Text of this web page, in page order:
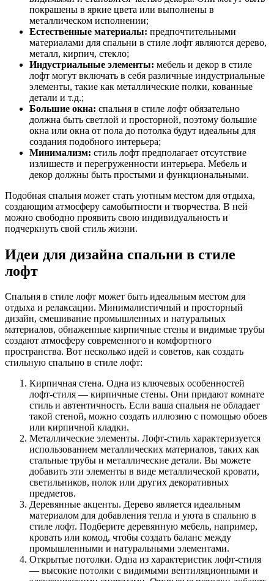
покрашены в яркие цвета или выполнены в
металлическом исполнении;
Естественные материалы: предпочтительными
материалами для спальни в стиле лофт являются дерево,
металл, кирпич, стекло;
Индустриальные элементы: мебель и декор в стиле
лофт могут включать в себя различные индустриальные
элементы, такие как металлические полки, кованные
детали и т.д.;
Большие окна: спальня в стиле лофт обязательно
должна быть светлой и просторной, поэтому большие
окна или окна от пола до потолка будут идеальны для
создания подобного интерьера;
Минимализм: стиль лофт предполагает отсутствие
излишеств и перегруженности интерьера. Мебель и
декор должны быть простыми и функциональными.
Подобная спальня может стать уютным местом для отдыха,
создающим атмосферу самобытности и творчества. В ней
можно свободно проявить свою индивидуальность и
подчеркнуть свой стиль жизни.
Идеи для дизайна спальни в стиле
лофт
Спальня в стиле лофт может быть идеальным местом для
отдыха и релаксации. Минималистичный и просторный
дизайн, смешивание промышленных и натуральных
материалов, обнаженные кирпичные стены и видимые трубы
создают атмосферу современного и комфортного
пространства. Вот несколько идей и советов, как создать
стильную спальню в стиле лофт:
Кирпичная стена. Одна из ключевых особенностей
лофт-стиля — кирпичные стены. Они придают комнате
стиль и автентичность. Если ваша спальня не обладает
такой стеной, можно создать иллюзию с помощью обоев
или кирпичной кладки.
Металлические элементы. Лофт-стиль характеризуется
использованием металлических материалов, таких как
стальные трубы и металлические детали. Вы можете
добавить эти элементы в виде металлической кровати,
светильников, полок или других декоративных
предметов.
Деревянные акценты. Дерево является идеальным
материалом для добавления тепла и уюта в спальню в
стиле лофт. Подберите деревянную мебель, например,
кровать или комод, чтобы создать баланс между
промышленными и натуральными элементами.
Открытые потолки. Одна из характеристик лофт-стиля
— высокие потолки с видимыми вентиляционными и